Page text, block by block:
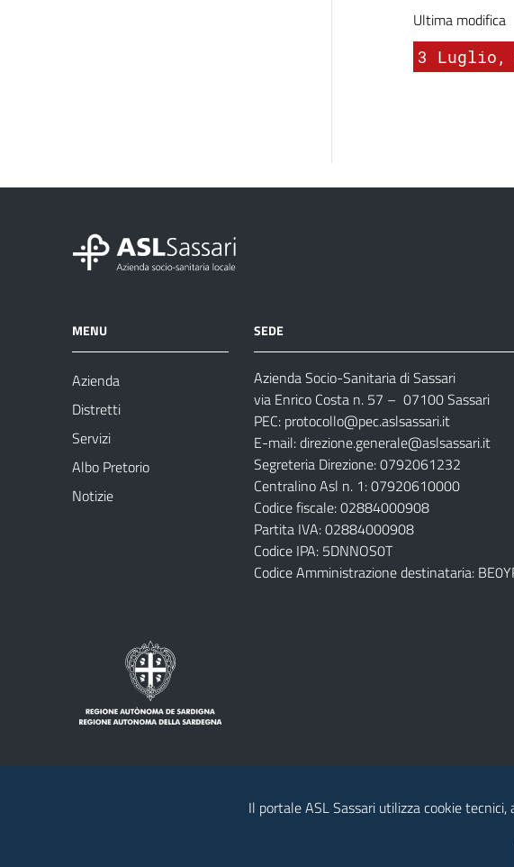
Ultima modifica
3 Luglio,
MENU
Azienda
Distretti
Servizi
Albo Pretorio
Notizie
SEDE
Azienda Socio-Sanitaria di Sassari
via Enrico Costa n. 57 – 07100 Sassari
PEC: protocollo@pec.aslsassari.it
E-mail:direzione.generale@aslsassari.it
Segreteria Direzione: 0792061232
Centralino Asl n. 1: 07920610000
Codice fiscale: 02884000908
Partita IVA: 02884000908
Codice IPA: 5DNNOS0T
Codice Amministrazione destinataria:
Privacy policy Contatti della ASL
Il portale ASL Sassari utilizza cookie